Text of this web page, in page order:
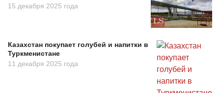
15 декабря 2025 года
Казахстан покупает голубей и напитки в
Туркменистане
11 декабря 2025 года